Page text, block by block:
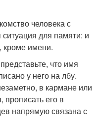
человека с
для памяти: и
кроме имени.
что имя
у него на лбу.
в кармане или
его в
напрямую связана с